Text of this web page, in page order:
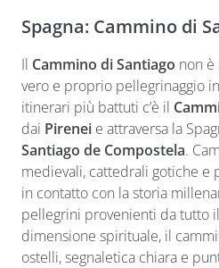
Spagna: Cammino di
Il Cammino di Santiago non è
vero e proprio pellegrinaggio
itinerari più battuti c’è il
dai Pirenei e attraversa la
Santiago de Compostela.
medievali, cattedrali gotiche e
in contatto con la storia
pellegrini provenienti da tutto
dimensione spirituale, il
ostelli, segnaletica chiara e